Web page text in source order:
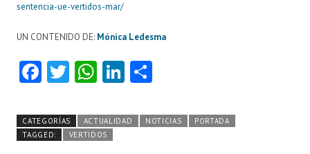
sentencia-ue-vertidos-mar/
UN CONTENIDO DE: Mónica Ledesma
Fa
b
o
T
itt
er
W
ts
A
Li
e m
CATEGORÍAS ACTUALIDAD NOTICIAS
PORTADA
TAGGED:
VERTIDOS